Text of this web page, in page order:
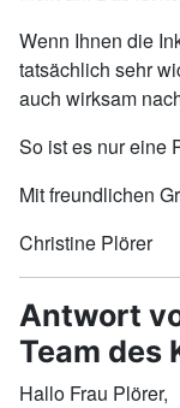
Wenn Ihnen die
tatsächlich sehr
auch wirksam
So ist es nur eine
Mit freundlichen
Christine Plörer
Antwort
Team des
Hallo Frau Plörer,